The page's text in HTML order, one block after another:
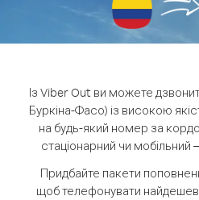
Із Viber Out ви можете
Буркіна-Фасо) із високою
на будь-який номер за
стаціонарний чи мобільний
Придбайте пакети
щоб телефонувати